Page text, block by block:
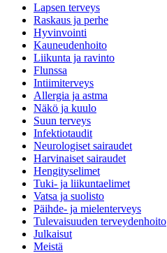
Lapsen terveys
Raskaus ja perhe
Hyvinvointi
Kauneudenhoito
Liikunta ja ravinto
Flunssa
Intiimiterveys
Allergia ja astma
Näkö ja kuulo
Suun terveys
Infektiotaudit
Neurologiset sairaudet
Harvinaiset sairaudet
Hengityselimet
Tuki- ja liikuntaelimet
Vatsa ja suolisto
Päihde- ja mielenterveys
Tulevaisuuden terveydenhoito
Julkaisut
Meistä